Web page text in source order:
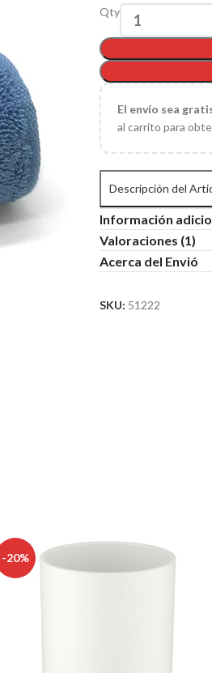
Qty
El envío sea
al carrito para
Descripción del
Información
Valoraciones (1)
Acerca del Envió
SKU: 51222
-20%